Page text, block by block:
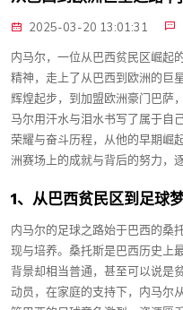
2025-03-20 13:01:31
内马尔，一位从巴西贫民区崛起
精神，走上了从巴西到欧洲的巨
辉煌起步，到加盟欧洲豪门巴萨
马尔用汗水与泪水书写了属于自
荣耀与奋斗历程，从他的早期崛
洲赛场上的成就与背后的努力，
1、从巴西贫民区到足球
内马尔的足球之路始于巴西的桑
现与培养。桑托斯是巴西历史上
背景却相当普通，甚至可以说是
动员，在家庭的支持下，内马尔